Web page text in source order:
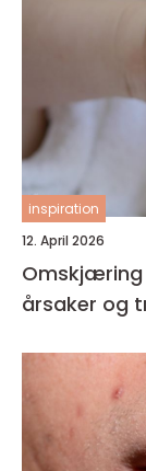
inspiration
12. April 2026
Omskjæring hva du bør vite om inngrepet,
årsaker og